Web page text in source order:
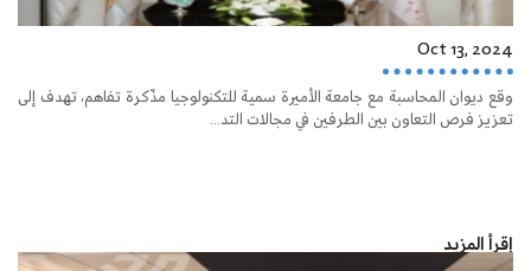
Oct 13, 2024
وقع ديوان المحاسبة مع جامعة الأميرة سمية للتكنولوجيا مذّكرة تفاهم، تهدف إلى
تعزيز فرص التعاون بين الطرفين في مجالات التد...
إقرأ المزيد